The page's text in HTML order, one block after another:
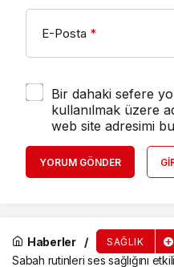
E-Posta *
Bir dahaki sefere
kullanılmak üzere
web site adresimi
YORUM GÖNDER
Haberler SAĞLIK
Sabah rutinleri ses sağlığını